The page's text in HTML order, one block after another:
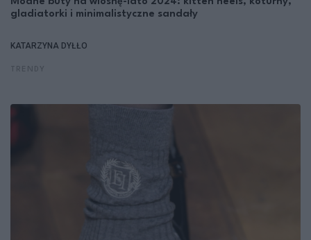
gladiatorki i minimalistyczne sandały
KATARZYNA DYŁŁO